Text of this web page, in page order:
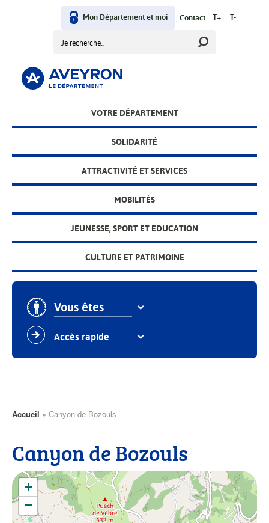
menu
Mon Département et moi Contact T+ T-
VOTRE DÉPARTEMENT
SOLIDARITÉ
ATTRACTIVITÉ ET SERVICES
MOBILITÉS
JEUNESSE, SPORT ET EDUCATION
CULTURE ET PATRIMOINE
Vous êtes
Accès rapide
Fil
d'Ariane
Accueil Canyon de Bozouls
Canyon de Bozouls
+
−